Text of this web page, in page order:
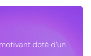
doté d’un